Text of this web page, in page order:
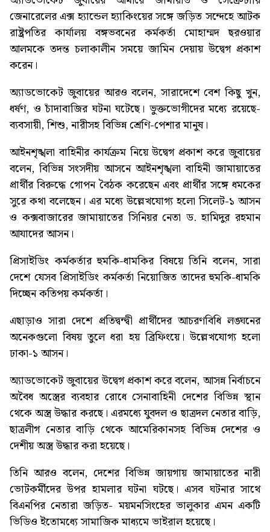
জেনারেলের এক্স হ্যান্ডেল হ্যাকিংয়ের সঙ্গে জড়িত সন্দেহে আটক
রাষ্ট্রপতির কার্যালয় বঙ্গভবনের কর্মকর্তা মোহাম্মদ ছরওয়ার
আলমকে তদন্ত চলাকালীন সময়ে জামিন দেয়ায় উদ্বেগ প্রকাশ
করেন।
অ্যাডভোকেট জুবায়ের আরও বলেন, সারাদেশে বেশ কিছু খুন,
ধর্ষণ, ও চাঁদাবাজির ঘটনা ঘটেছে। ভুক্তভোগীদের মধ্যে রয়েছে-
ব্যবসায়ী, শিশু, নারীসহ বিভিন্ন শ্রেণি-পেশার মানুষ।
আইনশৃঙ্খলা বাহিনীর কার্যক্রম নিয়ে উদ্বেগ প্রকাশ করে জুবায়ের
বলেন, বিভিন্ন সংসদীয় আসনে আইনশৃঙ্খলা বাহিনী জামায়াতের
প্রার্থীর বিরুদ্ধে গোপন বৈঠক করেছেন এবং প্রার্থীর সঙ্গে ধমকের
সুরে কথা বলেছেন। এর মধ্যে উল্লেখযোগ্য হলো সিলেট-১ আসন
ও কক্সবাজারের জামায়াতের সিনিয়র নেতা ড. হামিদুর রহমান
আযাদের আসন।
প্রিসাইডিং কর্মকর্তার হুমকি-ধামকির বিষয়ে তিনি বলেন, সারা
দেশে যেসব প্রিসাইডিং কর্মকর্তা নিয়োজিত তাদের হুমকি-ধামকি
দিচ্ছেন কতিপয় কর্মকর্তা।
এছাড়াও সারা দেশে প্রতিদ্বন্দ্বী প্রার্থীদের আচরণবিধি লঙ্ঘনের
অনেকগুলো বিষয় তুলে ধরা হয় ব্রিফিংয়ে। উল্লেখযোগ্য হলো
ঢাকা-১ আসন।
অ্যাডভোকেট জুবায়ের উদ্বেগ প্রকাশ করে বলেন, আসন্ন নির্বাচনে
অবৈধ অস্ত্রের ব্যবহার রোধে সেনাবাহিনী দেশের বিভিন্ন স্থান
থেকে অস্ত্র উদ্ধার করছে। এরমধ্যে যুবদল ও ছাত্রদল নেতার বাড়ি,
ছাত্রলীগ নেতার বাড়ি থেকে আমেরিকানসহ বিভিন্ন দেশের ও
দেশীয় অস্ত্র উদ্ধার করা হয়েছে।
তিনি আরও বলেন, দেশের বিভিন্ন জায়গায় জামায়াতের নারী
ভোটকর্মীদের উপর হামলার ঘটনা ঘটছে। এসব ঘটনার সাথে
বিএনপির নেতারা জড়িত- ময়মনসিংহের ভালুকার এমন একটি
ভিডিও ইতোমধ্যে সামাজিক মাধ্যমে ভাইরাল হয়েছে।